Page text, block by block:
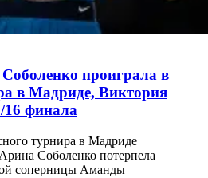
проиграла в
в Мадриде, Виктория
финала
турнира в Мадриде
Соболенко потерпела
соперницы Аманды